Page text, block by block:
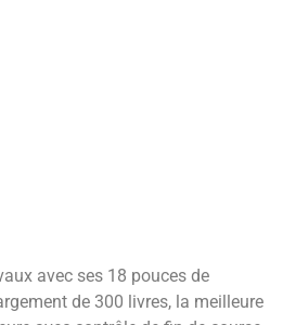
avec ses 18 pouces de
de 300 livres, la meilleure